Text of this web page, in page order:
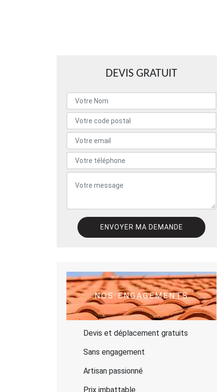
DEVIS GRATUIT
NOS ENGAGEMENTS
Devis et déplacement gratuits
Sans engagement
Artisan passionné
Prix imbattable